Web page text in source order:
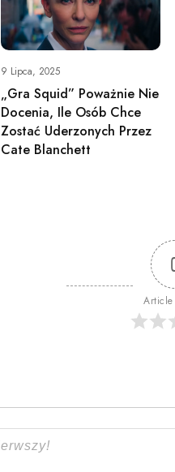
9 Lipca, 2025
„Gra Squid” Poważnie Nie
Docenia, Ile Osób Chce
Zostać Uderzonych Przez
Cate Blanchett